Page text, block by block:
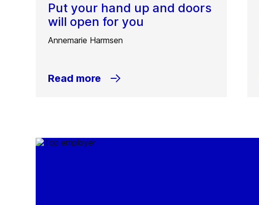
Put your hand up and doors
will open for you
Annemarie Harmsen
Read more